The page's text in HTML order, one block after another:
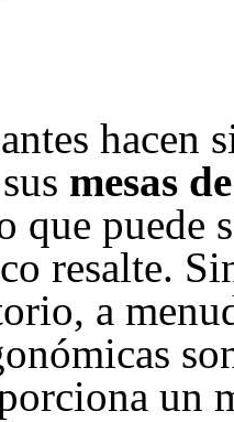
hacen
mesas
que puede
resalte.
a
un